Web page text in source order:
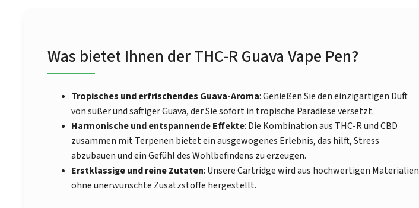
Was bietet Ihnen der THC-R Guava Vape Pen?
Tropisches und erfrischendes Guava-Aroma: Genießen Sie den einzigartigen Duft
von süßer und saftiger Guava, der Sie sofort in tropische Paradiese versetzt.
Harmonische und entspannende Effekte: Die Kombination aus THC-R und CBD
zusammen mit Terpenen bietet ein ausgewogenes Erlebnis, das hilft, Stress
abzubauen und ein Gefühl des Wohlbefindens zu erzeugen.
Erstklassige und reine Zutaten: Unsere Cartridge wird aus hochwertigen Materialien
ohne unerwünschte Zusatzstoffe hergestellt.